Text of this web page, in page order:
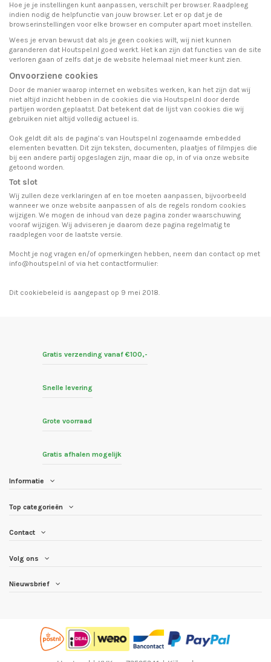
Hoe je je instellingen kunt aanpassen, verschilt per browser. Raadpleeg
indien nodig de helpfunctie van jouw browser. Let er op dat je de
browserinstellingen voor elke browser en computer apart moet instellen.
Wees je ervan bewust dat als je geen cookies wilt, wij niet kunnen
garanderen dat Houtspel.nl goed werkt. Het kan zijn dat functies van de site
verloren gaan of zelfs dat je de website helemaal niet meer kunt zien.
Onvoorziene cookies
Door de manier waarop internet en websites werken, kan het zijn dat wij
niet altijd inzicht hebben in de cookies die via Houtspel.nl door derde
partijen worden geplaatst. Dat betekent dat de lijst van cookies die wij
gebruiken niet altijd volledig actueel is.
Ook geldt dit als de pagina’s van Houtspel.nl zogenaamde embedded
elementen bevatten. Dit zijn teksten, documenten, plaatjes of filmpjes die
bij een andere partij opgeslagen zijn, maar die op, in of via onze website
getoond worden.
Tot slot
Wij zullen deze verklaringen af en toe moeten aanpassen, bijvoorbeeld
wanneer we onze website aanpassen of als de regels rondom cookies
wijzigen. We mogen de inhoud van deze pagina zonder waarschuwing
vooraf wijzigen. Wij adviseren je daarom deze pagina regelmatig te
raadplegen voor de laatste versie.
Mocht je nog vragen en/of opmerkingen hebben, neem dan contact op met
info@houtspel.nl of via het contactformulier:
Dit cookiebeleid is aangepast op 9 mei 2018.
Gratis verzending vanaf €100,-
Snelle levering
Grote voorraad
Gratis afhalen mogelijk
Informatie
Top categorieën
Contact
Volg ons
Nieuwsbrief